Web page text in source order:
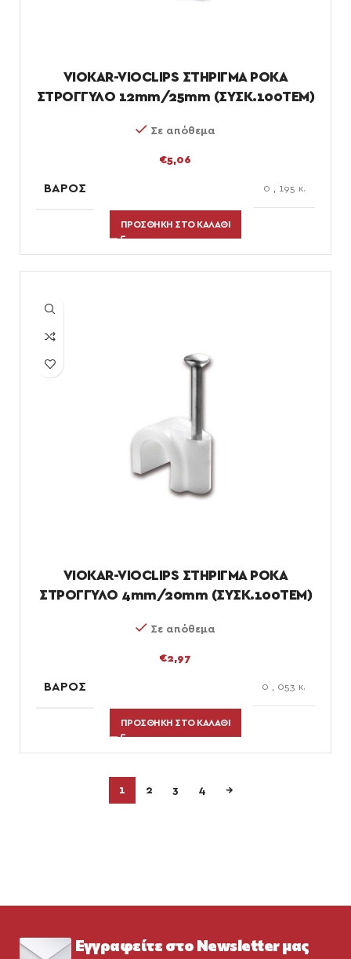
VIOKAR-VIOCLIPS ΣΤΗΡΙΓΜΑ ΡΟΚΑ
ΣΤΡΟΓΓΥΛΟ 12mm/25mm (ΣΥΣΚ.100ΤΕΜ)
Σε απόθεμα
€5,06
ΒΆΡΟΣ 0 , 195 κ.
ΠΡΟΣΘΉΚΗ ΣΤΟ ΚΑΛΆΘΙ
VIOKAR-VIOCLIPS ΣΤΗΡΙΓΜΑ ΡΟΚΑ
ΣΤΡΟΓΓΥΛΟ 4mm/20mm (ΣΥΣΚ.100ΤΕΜ)
Σε απόθεμα
€2,97
ΒΆΡΟΣ 0 , 053 κ.
ΠΡΟΣΘΉΚΗ ΣΤΟ ΚΑΛΆΘΙ
1 2 3 4 →
Εγγραφείτε στο Newsletter μας